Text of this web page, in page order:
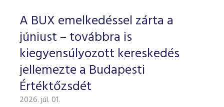
A BUX emelkedéssel zárta a
júniust – továbbra is
kiegyensúlyozott kereskedés
jellemezte a Budapesti
Értéktőzsdét
2026. júl. 01.